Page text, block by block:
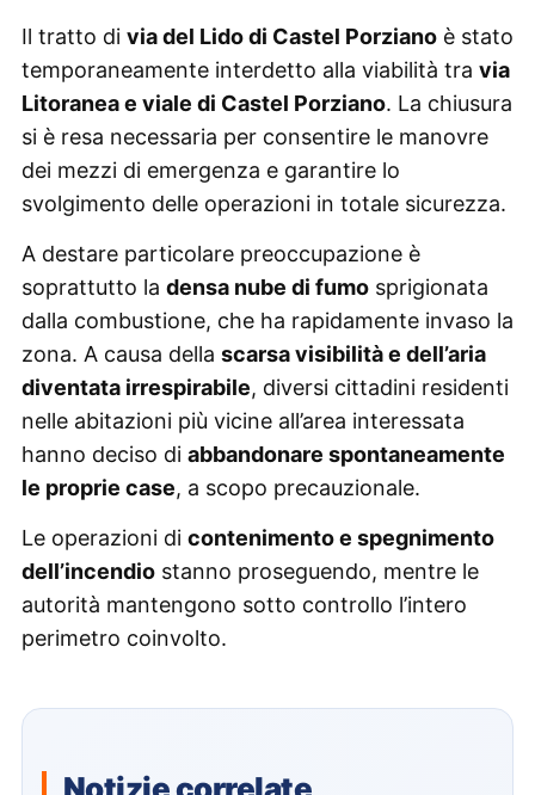
Il tratto di via del Lido di Castel Porzianoè stato
temporaneamente interdetto alla viabilità tra via
Litoranea e viale di Castel Porziano. La chiusura
si è resa necessaria per consentire le manovre
dei mezzi di emergenza e garantire lo
svolgimento delle operazioni in totale sicurezza.
A destare particolare preoccupazione è
soprattutto la densa nube di fumosprigionata
dalla combustione, che ha rapidamente invaso la
zona. A causa della scarsa visibilità e dell’aria
diventata irrespirabile, diversi cittadini residenti
nelle abitazioni più vicine all’area interessata
hanno deciso di abbandonare spontaneamente
le proprie case, a scopo precauzionale.
Le operazioni di contenimento e spegnimento
dell’incendiostanno proseguendo, mentre le
autorità mantengono sotto controllo l’intero
perimetro coinvolto.